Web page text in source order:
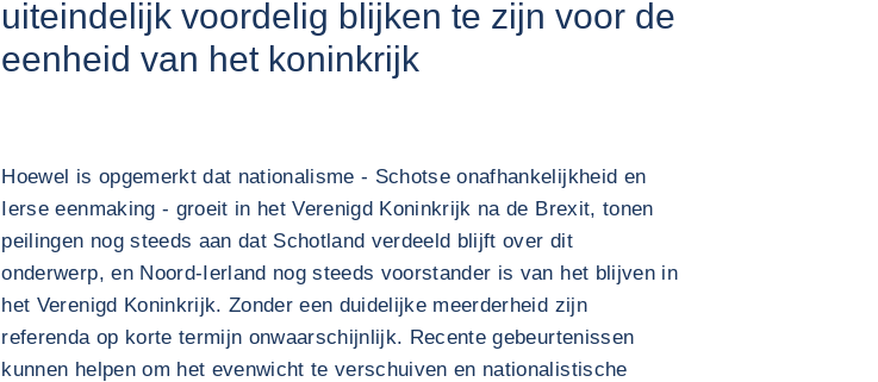
uiteindelijk voordelig blijken te zijn voor de
eenheid van het koninkrijk
Hoewel is opgemerkt dat nationalisme - Schotse onafhankelijkheid en
Ierse eenmaking - groeit in het Verenigd Koninkrijk na de Brexit, tonen
peilingen nog steeds aan dat Schotland verdeeld blijft over dit
onderwerp, en Noord-Ierland nog steeds voorstander is van het blijven in
het Verenigd Koninkrijk. Zonder een duidelijke meerderheid zijn
referenda op korte termijn onwaarschijnlijk. Recente gebeurtenissen
kunnen helpen om het evenwicht te verschuiven en nationalistische